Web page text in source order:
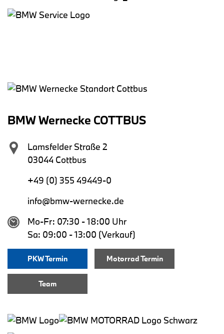
BMW Wernecke COTTBUS
Lamsfelder Straße 2
03044 Cottbus
+49 (0) 355 49449-0
info@bmw-wernecke.de
Mo-Fr: 07:30 - 18:00 Uhr
Sa: 09:00 - 13:00 (Verkauf)
PKW Termin Motorrad Termin
Team